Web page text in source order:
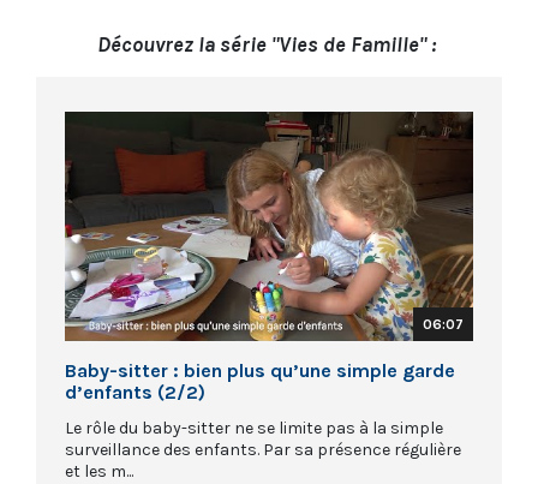
Découvrez la série "Vies de Famille" :
06:07
Baby-sitter : bien plus qu’une simple garde
d’enfants (2/2)
Le rôle du baby-sitter ne se limite pas à la simple
surveillance des enfants. Par sa présence régulière
et les m...